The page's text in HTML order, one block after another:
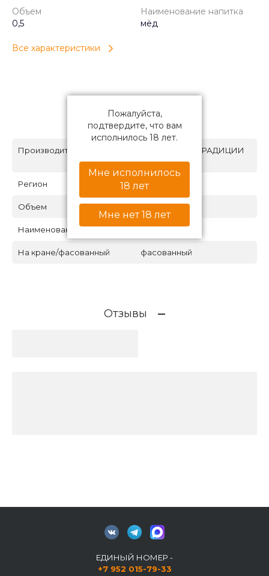
Объем
0,5
Наименование напитка
мёд
Все характеристики
Характеристики
Производитель
МЕДОВАРНЯ ТРАДИЦИИ
ПРЕДКОВ
Регион Курск
Объем 0,5
Наименование напитка мёд
На кране/фасованный фасованный
Отзывы
ЕДИНЫЙ НОМЕР -
+7 952 015-79-33
Пожалуйста,
подтвердите, что вам
исполнилось 18 лет.
Мне исполнилось
18 лет
Мне нет 18 лет